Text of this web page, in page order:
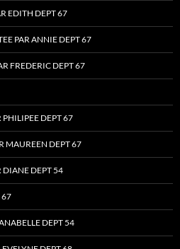
EDITH DEPT 67
PAR ANNIE DEPT 67
FREDERIC DEPT 67
PHILIPEE DEPT 67
MAUREEN DEPT 67
DIANE DEPT 54
67
DEPT 54